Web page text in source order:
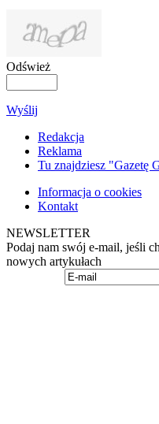
Odśwież
Wyślij
Redakcja
Reklama
Tu znajdziesz "Gazetę
Informacja o cookies
Kontakt
NEWSLETTER
Podaj nam swój e-mail, jeśli
nowych artykułach